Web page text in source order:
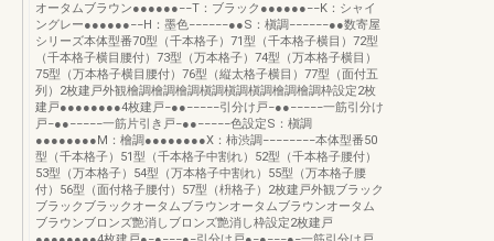
オータムブラウン●●●●●●−−T：ブラック●●●●●●−−K：シャイ
ングレー●●●●●●−−H：墨色−−−−−−●●S：槇調−−−−−−●●数寄屋
シリーズ本体型番70型（千本格子）71型（千本格子横目）72型
（千本格子横目腰付）73型（万本格子）74型（万本格子横目）
75型（万本格子横目腰付）76型（縦太格子横目）77型（面付五
列）2枚建戸外観檜調檜調檜調槇調槇調槇調檜調檜調枠設定2枚
建戸●●●●●●●●4枚建戸−●●−−−−−引分け戸−●●−−−−−一筋引分け
戸−●●−−−−−一筋片引き戸−●●−−−−−色設定S：槇調
●●●●●●●●M：檜調●●●●●●●●X：柿渋調−−−−−−−−本体型番50
型（千本格子）51型（千本格子中割れ）52型（千本格子腰付）
53型（万本格子）54型（万本格子中割れ）55型（万本格子腰
付）56型（面付格子腰付）57型（枡格子）2枚建戸外観ブラック
ブラックブラックオータムブラウンオータムブラウンオータム
ブラウンブロンズ艶消しブロンズ艶消し枠設定2枚建戸